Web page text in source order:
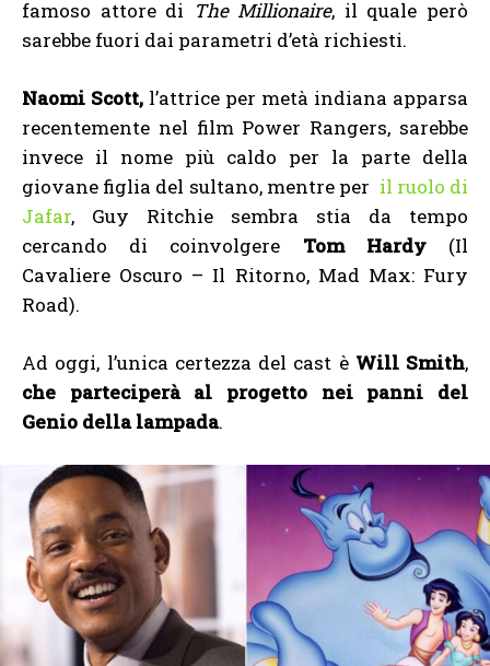
famoso attore di The Millionaire, il quale però
sarebbe fuori dai parametri d’età richiesti.
Naomi Scott, l’attrice per metà indiana apparsa
recentemente nel film Power Rangers, sarebbe
invece il nome più caldo per la parte della
giovane figlia del sultano, mentre per il ruolo di
Jafar, Guy Ritchie sembra stia da tempo
cercando di coinvolgere Tom Hardy(Il
Cavaliere Oscuro – Il Ritorno, Mad Max: Fury
Road).
Ad oggi, l’unica certezza del cast è Will Smith,
che parteciperà al progetto nei panni del
Genio della lampada.